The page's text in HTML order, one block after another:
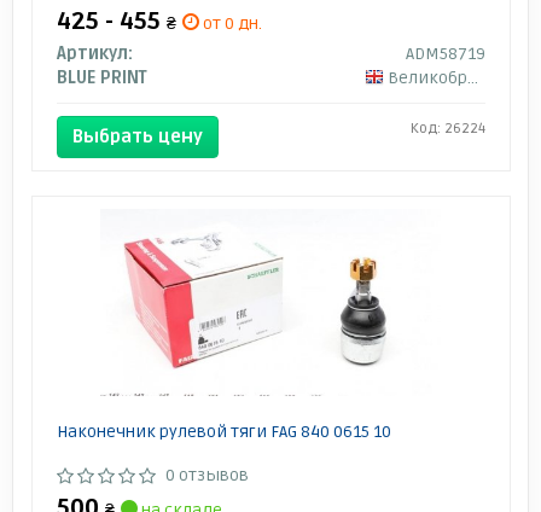
425 - 455 ₴
от 0 дн.
Артикул:
ADM58719
BLUE PRINT
Великобритания
Выбрать цену Код: 26224
Наконечник рулевой тяги FAG 840 0615 10
0 отзывов